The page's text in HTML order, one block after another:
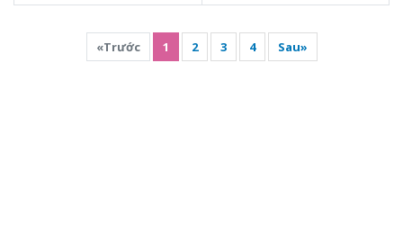
«Trước 1 2 3 4 Sau»